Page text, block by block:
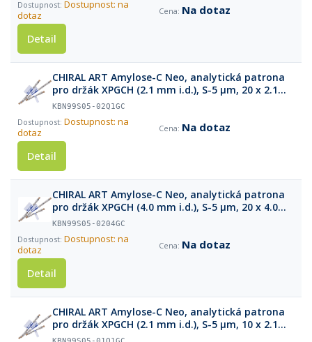
Dostupnost: na
dotaz
Na dotaz
Detail
CHIRAL ART Amylose-C Neo, analytická patrona
pro držák XPGCH (2.1 mm i.d.), S-5 µm, 20 x 2.1
mm
KBN99S05-02Q1GC
Dostupnost: na
dotaz
Na dotaz
Detail
CHIRAL ART Amylose-C Neo, analytická patrona
pro držák XPGCH (4.0 mm i.d.), S-5 µm, 20 x 4.0
mm
KBN99S05-0204GC
Dostupnost: na
dotaz
Na dotaz
Detail
CHIRAL ART Amylose-C Neo, analytická patrona
pro držák XPGCH (2.1 mm i.d.), S-5 µm, 10 x 2.1
mm